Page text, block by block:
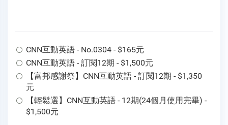
CNN互動英語 - No.0304 - $165元
CNN互動英語 - 訂閱12期 - $1,500元
【富邦感謝祭】CNN互動英語 - 訂閱12期 - $1,350
元
【輕鬆選】CNN互動英語 - 12期(24個月使用完畢) -
$1,500元